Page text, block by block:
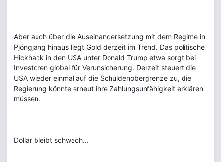
Aber auch über die Auseinandersetzung mit dem Regime in
Pjöngjang hinaus liegt Gold derzeit im Trend. Das politische
Hickhack in den USA unter Donald Trump etwa sorgt bei
Investoren global für Verunsicherung. Derzeit steuert die
USA wieder einmal auf die Schuldenobergrenze zu, die
Regierung könnte erneut ihre Zahlungsunfähigkeit erklären
müssen.
Dollar bleibt schwach...